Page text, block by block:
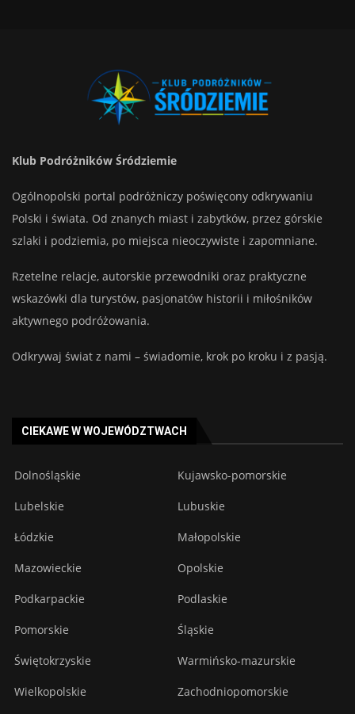
Klub Podróżników Śródziemie
Ogólnopolski portal podróżniczy poświęcony odkrywaniu
Polski i świata. Od znanych miast i zabytków, przez górskie
szlaki i podziemia, po miejsca nieoczywiste i zapomniane.
Rzetelne relacje, autorskie przewodniki oraz praktyczne
wskazówki dla turystów, pasjonatów historii i miłośników
aktywnego podróżowania.
Odkrywaj świat z nami – świadomie, krok po kroku i z pasją.
CIEKAWE W WOJEWÓDZTWACH
Dolnośląskie Kujawsko-pomorskie
Lubelskie Lubuskie
Łódzkie Małopolskie
Mazowieckie Opolskie
Podkarpackie Podlaskie
Pomorskie Śląskie
Świętokrzyskie Warmińsko-mazurskie
Wielkopolskie Zachodniopomorskie